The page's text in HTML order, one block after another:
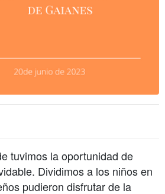
tuvimos la oportunidad de
Dividimos a los niños en
pudieron disfrutar de la